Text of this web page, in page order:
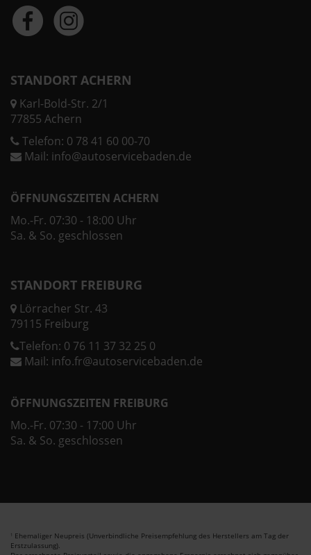
STANDORT ACHERN
Karl-Bold-Str. 2/1
77855 Achern
Telefon: 0 78 41 60 00-70
Mail: info@autoservicebaden.de
ÖFFNUNGSZEITEN ACHERN
Mo.-Fr. 07:30 - 18:00 Uhr
Sa. & So. geschlossen
STANDORT FREIBURG
Lörracher Str. 43
79115 Freiburg
Telefon: 0 76 11 37 32 25 0
Mail: info.fr@autoservicebaden.de
ÖFFNUNGSZEITEN FREIBURG
Mo.-Fr. 07:30 - 17:00 Uhr
Sa. & So. geschlossen
1 Ehemaliger Neupreis (Unverbindliche Preisempfehlung des Herstellers am Tag der
Erstzulassung).